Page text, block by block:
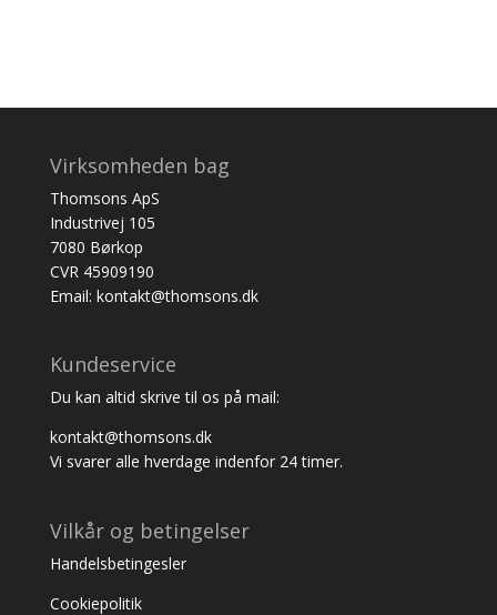
Virksomheden bag
Thomsons ApS
Industrivej 105
7080 Børkop
CVR 45909190
Email: kontakt@thomsons.dk
Kundeservice
Du kan altid skrive til os på mail:
kontakt@thomsons.dk
Vi svarer alle hverdage indenfor 24 timer.
Vilkår og betingelser
Handelsbetingesler
Cookiepolitik